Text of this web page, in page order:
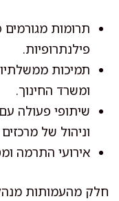
תרומות מגורמים
פילנתרופיות.
תמיכות
ומשרד החינוך.
שיתופי פעולה
וניהול של
אירועי התרמה
חלק מהעמותות